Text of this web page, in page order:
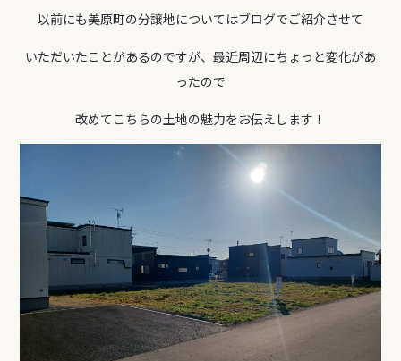
以前にも美原町の分譲地についてはブログでご紹介させて
いただいたことがあるのですが、最近周辺にちょっと変化があ
ったので
改めてこちらの土地の魅力をお伝えします！